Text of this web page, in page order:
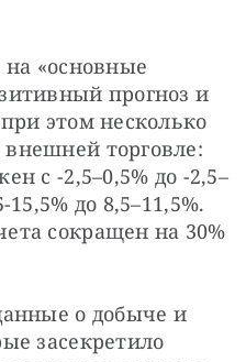
«основные
прогноз и
этом несколько
торговле:
с -2,5–0,5% до -2,5–
до 8,5–11,5%.
сокращен на 30%
о добыче и
засекретило